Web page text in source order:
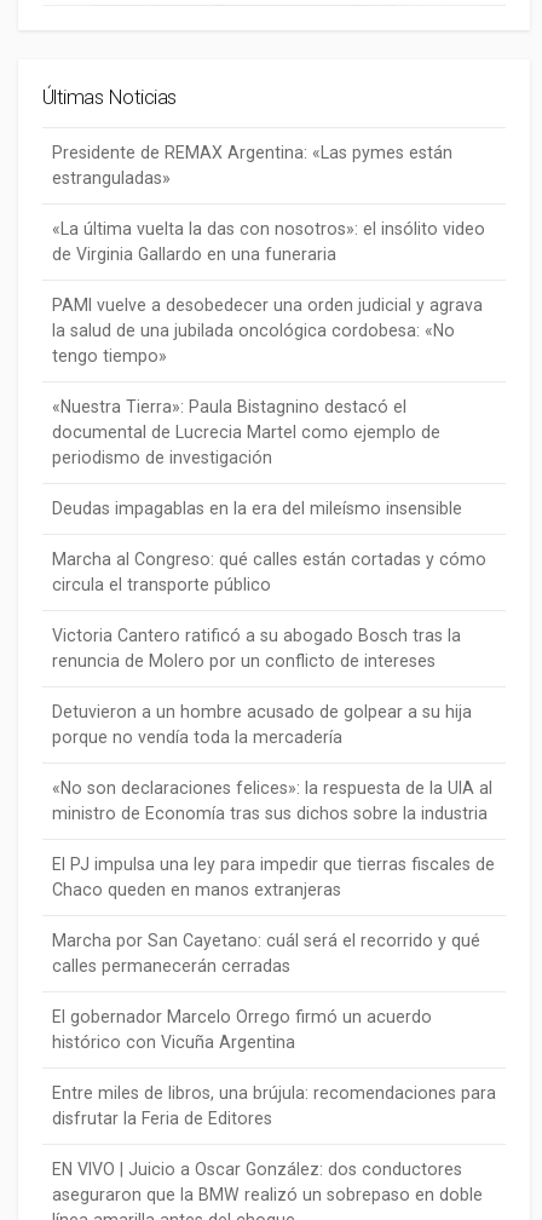
Últimas Noticias
Presidente de REMAX Argentina: «Las pymes están
estranguladas»
«La última vuelta la das con nosotros»: el insólito video
de Virginia Gallardo en una funeraria
PAMI vuelve a desobedecer una orden judicial y agrava
la salud de una jubilada oncológica cordobesa: «No
tengo tiempo»
«Nuestra Tierra»: Paula Bistagnino destacó el
documental de Lucrecia Martel como ejemplo de
periodismo de investigación
Deudas impagablas en la era del mileísmo insensible
Marcha al Congreso: qué calles están cortadas y cómo
circula el transporte público
Victoria Cantero ratificó a su abogado Bosch tras la
renuncia de Molero por un conflicto de intereses
Detuvieron a un hombre acusado de golpear a su hija
porque no vendía toda la mercadería
«No son declaraciones felices»: la respuesta de la UIA al
ministro de Economía tras sus dichos sobre la industria
El PJ impulsa una ley para impedir que tierras fiscales de
Chaco queden en manos extranjeras
Marcha por San Cayetano: cuál será el recorrido y qué
calles permanecerán cerradas
El gobernador Marcelo Orrego firmó un acuerdo
histórico con Vicuña Argentina
Entre miles de libros, una brújula: recomendaciones para
disfrutar la Feria de Editores
EN VIVO | Juicio a Oscar González: dos conductores
aseguraron que la BMW realizó un sobrepaso en doble